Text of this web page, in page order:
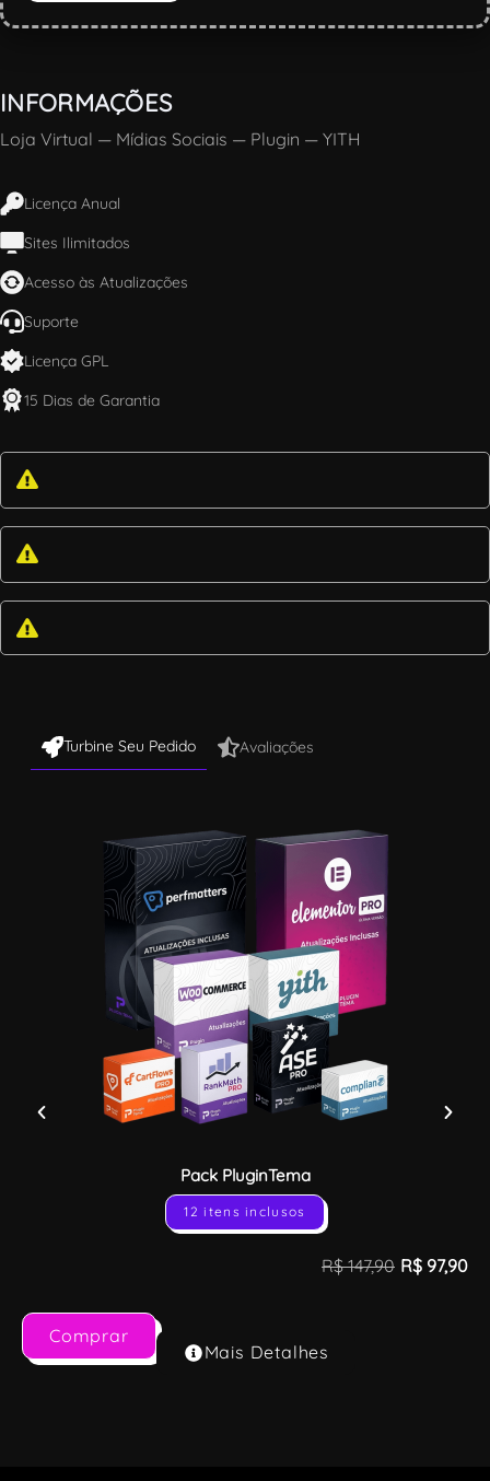
INFORMAÇÕES
Loja Virtual — Mídias Sociais — Plugin — YITH
Licença Anual
Sites Ilimitados
Acesso às Atualizações
Suporte
Licença GPL
15 Dias de Garantia
Turbine Seu Pedido Avaliações
Pack PluginTema
12 itens inclusos
R$147,90 R$ 97,90
Comprar
Mais Detalhes